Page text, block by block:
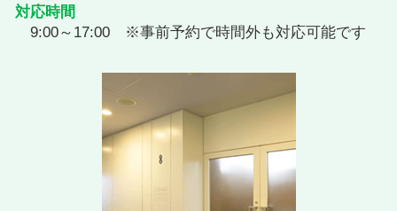
対応時間
9:00～17:00 ※事前予約で時間外も対応可能です